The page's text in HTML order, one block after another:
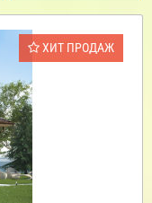
ХИТ ПРОДАЖ